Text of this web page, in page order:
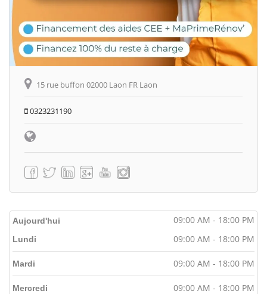
15 rue buffon 02000 Laon FR Laon
0323231190
Aujourd'hui 09:00 AM - 18:00 PM
Lundi 09:00 AM - 18:00 PM
Mardi 09:00 AM - 18:00 PM
Mercredi 09:00 AM - 18:00 PM